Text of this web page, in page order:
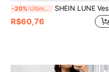
-20% Último dia SHEIN LUNE Vestido Midi Elegante e Casual para Mulheres, Estampa Floral Versátil e Confortável, Decote em V com Babados na Manga, Branco, Plus Size, Primavera/Verão/Outono
R$60,76